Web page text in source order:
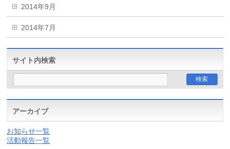
2014年9月
2014年7月
サイト内検索
アーカイブ
お知らせ一覧
活動報告一覧